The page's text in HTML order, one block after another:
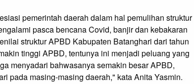
pemerintah daerah dalam hal pemulihan struktur
pasca bencana Covid, banjir dan kebakaran
struktur APBD Kabupaten Batanghari dari tahun
tinggi APBD, tentunya ini menjadi peluang yang
menyadari bahwasanya semakin besar APBD,
pada masing-masing daerah," kata Anita Yasmin.